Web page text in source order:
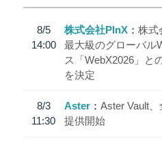
8/5
14:00
株式会社PlnX
株式
最大級のグローバル
ス「WebX2026」と
を決定
8/3
11:30
Aster
Aster Vault
提供開始